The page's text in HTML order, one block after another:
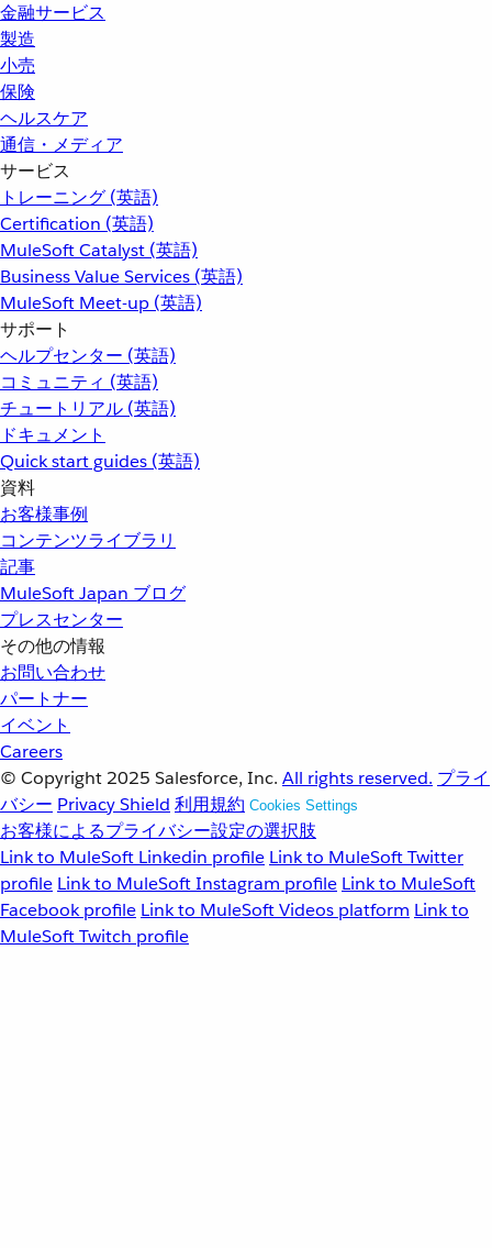
金融サービス
製造
小売
保険
ヘルスケア
通信・メディア
サービス
トレーニング (英語)
Certification (英語)
MuleSoft Catalyst (英語)
Business Value Services (英語)
MuleSoft Meet-up (英語)
サポート
ヘルプセンター (英語)
コミュニティ (英語)
チュートリアル (英語)
ドキュメント
Quick start guides (英語)
資料
お客様事例
コンテンツライブラリ
記事
MuleSoft Japan ブログ
プレスセンター
その他の情報
お問い合わせ
パートナー
イベント
Careers
© Copyright 2025 Salesforce, Inc. All rights reserved. プライ
バシー Privacy Shield 利用規約 Cookies Settings
お客様によるプライバシー設定の選択肢
Link to MuleSoft Linkedin profile Link to MuleSoft Twitter
profile Link to MuleSoft Instagram profile Link to MuleSoft
Facebook profile Link to MuleSoft Videos platform Link to
MuleSoft Twitch profile